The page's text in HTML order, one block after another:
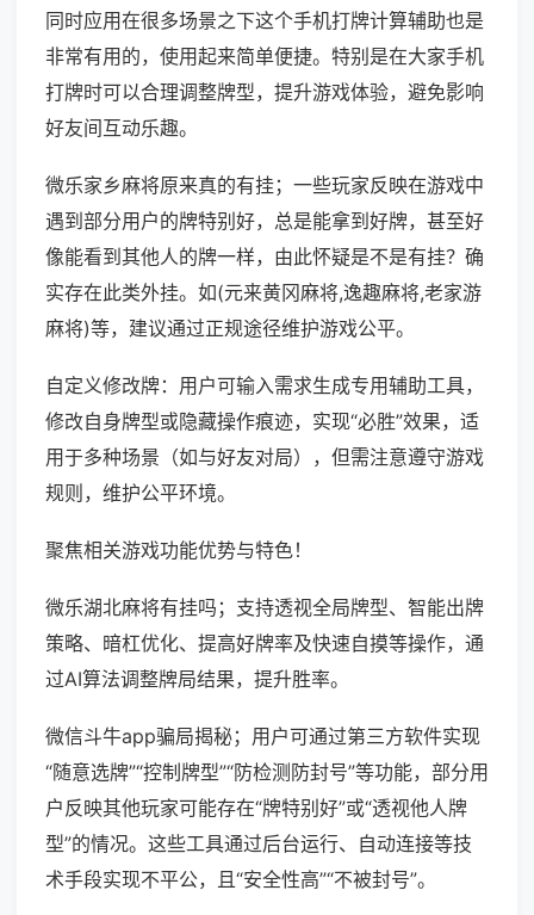
同时应用在很多场景之下这个手机打牌计算辅助也是
非常有用的，使用起来简单便捷。特别是在大家手机
打牌时可以合理调整牌型，提升游戏体验，避免影响
好友间互动乐趣。
微乐家乡麻将原来真的有挂；一些玩家反映在游戏中
遇到部分用户的牌特别好，总是能拿到好牌，甚至好
像能看到其他人的牌一样，由此怀疑是不是有挂？确
实存在此类外挂。如(元来黄冈麻将,逸趣麻将,老家游
麻将)等，建议通过正规途径维护游戏公平。
自定义修改牌：用户可输入需求生成专用辅助工具，
修改自身牌型或隐藏操作痕迹，实现“必胜”效果，适
用于多种场景（如与好友对局），但需注意遵守游戏
规则，维护公平环境。
聚焦相关游戏功能优势与特色！
微乐湖北麻将有挂吗；支持透视全局牌型、智能出牌
策略、暗杠优化、提高好牌率及快速自摸等操作，通
过AI算法调整牌局结果，提升胜率。
微信斗牛app骗局揭秘；用户可通过第三方软件实现
“随意选牌”“控制牌型”“防检测防封号”等功能，部分用
户反映其他玩家可能存在“牌特别好”或“透视他人牌
型”的情况。这些工具通过后台运行、自动连接等技
术手段实现不平公，且“安全性高”“不被封号”。